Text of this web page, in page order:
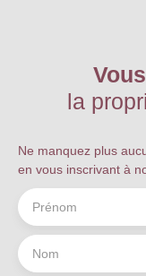
franchir le seuil
de cette
maison
traditionnelle
, et
immédiatement
enveloppé par
une atmosphère
chaleureuse et
accueillante.
Avec ses 214 m²
la
Ne manquez plus
en vous inscrivant à
Prénom
Nom